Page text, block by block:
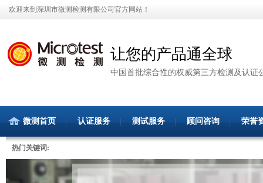
欢迎来到深圳市微测检测有限公司官方网站！
让您的产品通全球
中国首批综合性的权威第三方检测及认证
微测首页 认证服务 测试服务 顾问咨询 荣誉
热门关键词: